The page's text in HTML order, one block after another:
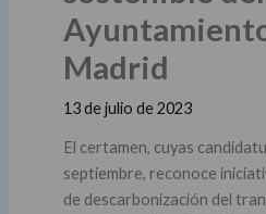
Madrid
13 de julio de 2023
El certamen, cuyas
septiembre, reconoce
de descarbonización del